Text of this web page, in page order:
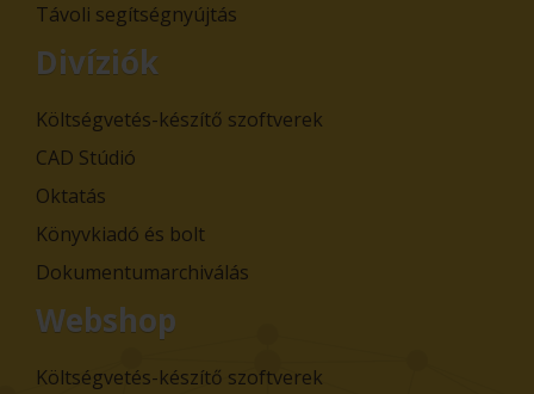
Távoli segítségnyújtás
Divíziók
Költségvetés-készítő szoftverek
CAD Stúdió
Oktatás
Könyvkiadó és bolt
Dokumentumarchiválás
Webshop
Költségvetés-készítő szoftverek